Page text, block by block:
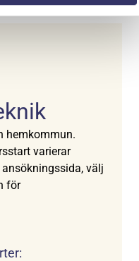
hemkommun.
varierar
välj
för